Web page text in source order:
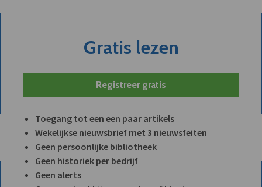
Gratis lezen
Registreer gratis
Toegang tot een een paar artikels
Wekelijkse nieuwsbrief met 3 nieuwsfeiten
Geen persoonlijke bibliotheek
Geen historiek per bedrijf
Geen alerts